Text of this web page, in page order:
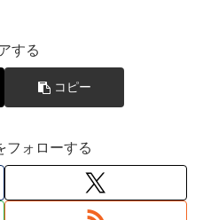
する
コピー
フォローする